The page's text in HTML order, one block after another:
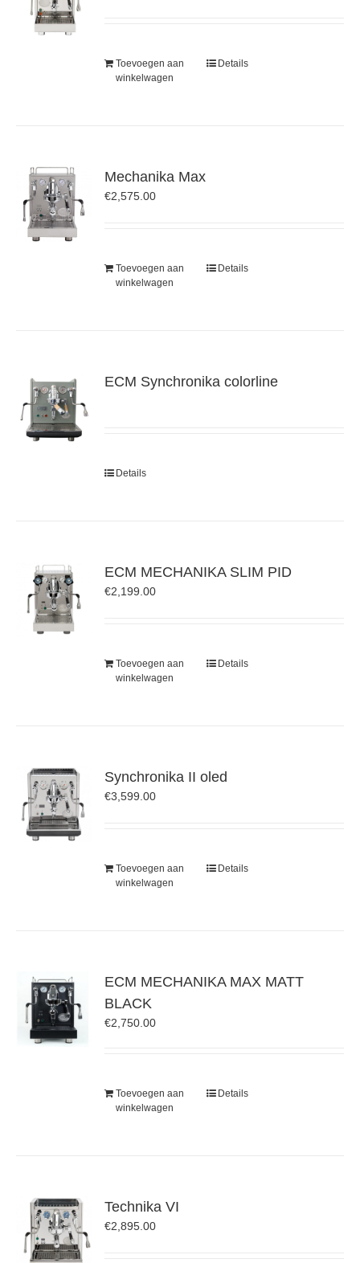
Toevoegen aan
winkelwagen
Details
Mechanika Max
€2,575.00
Toevoegen aan
winkelwagen
Details
ECM Synchronika colorline
Details
ECM MECHANIKA SLIM PID
€2,199.00
Toevoegen aan
winkelwagen
Details
Synchronika II oled
€3,599.00
Toevoegen aan
winkelwagen
Details
ECM MECHANIKA MAX MATT
BLACK
€2,750.00
Toevoegen aan
winkelwagen
Details
Technika VI
€2,895.00